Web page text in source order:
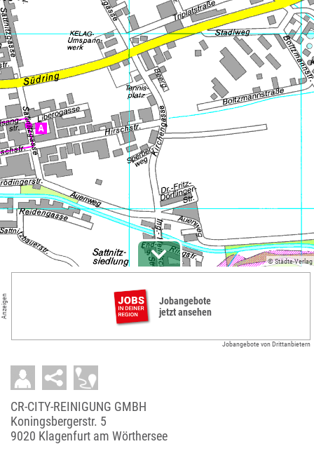
© Städte-Verlag
Anzeigen
Jobangebote
jetzt ansehen
Jobangebote von Drittanbietern
CR-CITY-REINIGUNG GMBH
Koningsbergerstr. 5
9020 Klagenfurt am Wörthersee